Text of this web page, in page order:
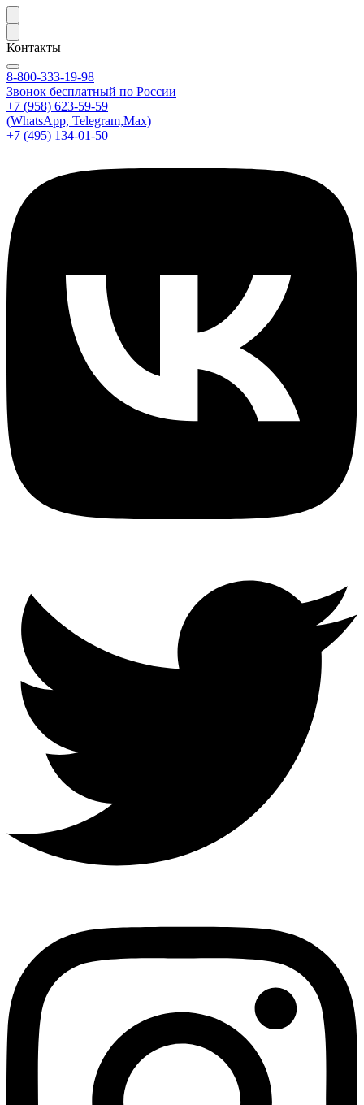
Контакты
8-800-333-19-98
Звонок бесплатный по России
+7 (958) 623-59-59
(WhatsApp, Telegram,Max)
+7 (495) 134-01-50